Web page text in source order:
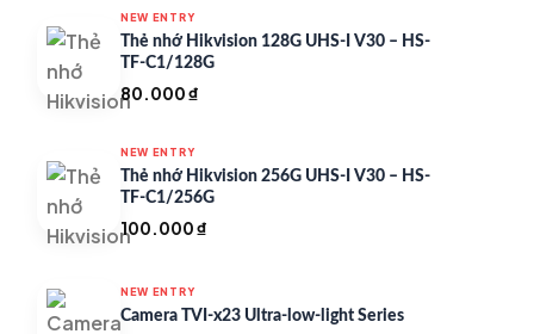
NEW ENTRY
Thẻ nhớ Hikvision 128G UHS-I V30 – HS-
TF-C1/128G
80.000₫
NEW ENTRY
Thẻ nhớ Hikvision 256G UHS-I V30 – HS-
TF-C1/256G
100.000₫
NEW ENTRY
Camera TVI-x23 Ultra-low-light Series